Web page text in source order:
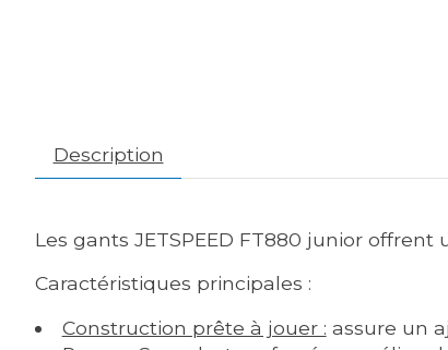
Description
Les gants JETSPEED FT880 junior
Caractéristiques principales :
Construction prête à jouer : assure un